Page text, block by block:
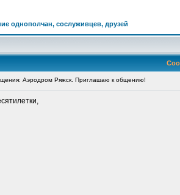
однополчан, сослуживцев, друзей
Аэродром Ряжск. Приглашаю к общению!